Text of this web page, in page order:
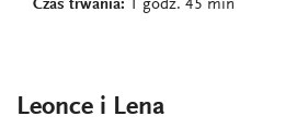
Czas trwania: 1 godz. 45 min
Leonce i Lena